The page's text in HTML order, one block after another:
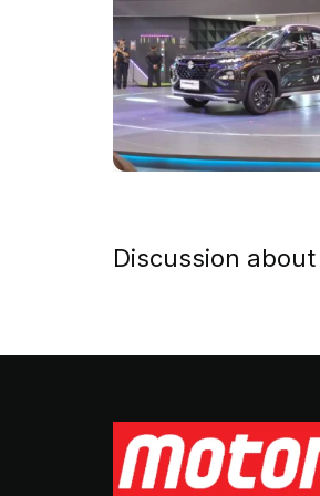
Discussion